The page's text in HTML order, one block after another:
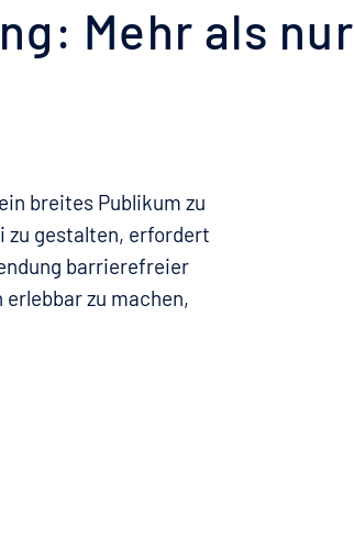
Mehr als nur
breites Publikum zu
zu gestalten, erfordert
barrierefreier
zu machen,